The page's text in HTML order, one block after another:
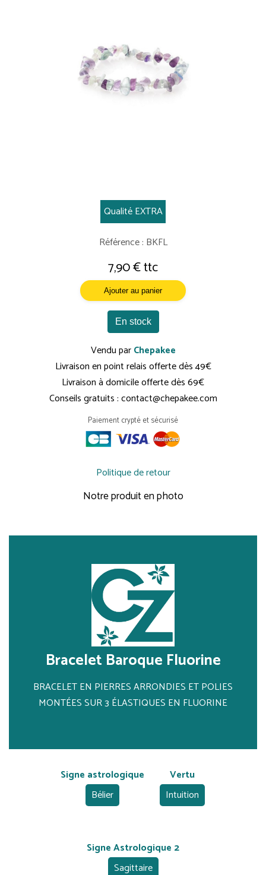
Qualité EXTRA
Référence : BKFL
7,90 € ttc
Ajouter au panier
En stock
Vendu parChepakee
Livraison en point relais offerte dès 49€
Livraison à domicile offerte dès 69€
Conseils gratuits : contact@chepakee.com
Paiement crypté et sécurisé
Politique de retour
Notre produit en photo
Bracelet Baroque Fluorine
BRACELET EN PIERRES ARRONDIES ET POLIES
MONTÉES SUR 3 ÉLASTIQUES EN FLUORINE
Signe astrologique
Bélier
Vertu
Intuition
Signe Astrologique 2
Sagittaire